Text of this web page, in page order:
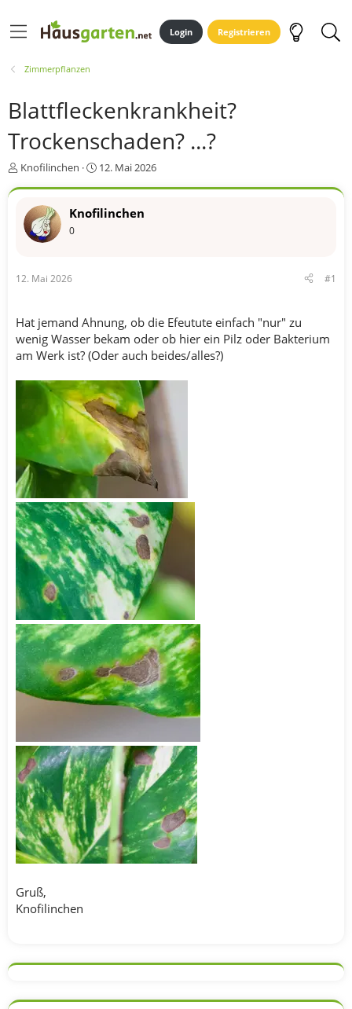
Login Registrieren
Zimmerpflanzen
Blattfleckenkrankheit?
Trockenschaden? ...?
E
e
r
Knofilinchen
E
t
12. Mai 2026
Knofilinchen
0
12. Mai 2026 #1
Hat jemand Ahnung, ob die Efeutute einfach "nur" zu
wenig Wasser bekam oder ob hier ein Pilz oder Bakterium
am Werk ist? (Oder auch beides/alles?)
Gruß,
Knofilinchen